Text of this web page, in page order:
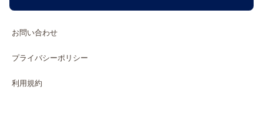
お問い合わせ
プライバシーポリシー
利用規約